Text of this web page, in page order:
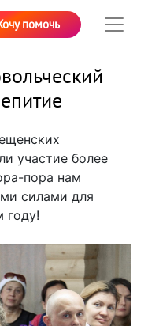
помочь
участие более
пора нам
силами для
году!